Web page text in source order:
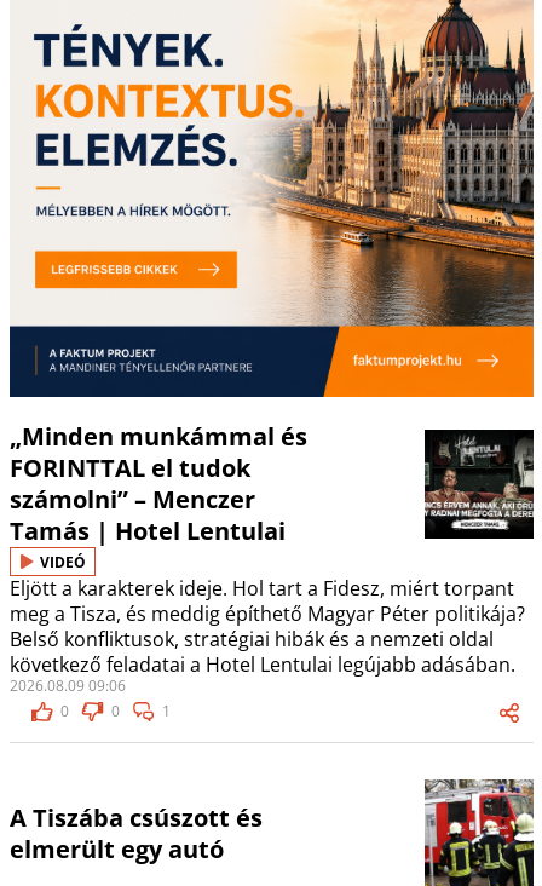
„Minden munkámmal és
FORINTTAL el tudok
számolni” – Menczer
Tamás | Hotel Lentulai
VIDEÓ
Eljött a karakterek ideje. Hol tart a Fidesz, miért torpant
meg a Tisza, és meddig építhető Magyar Péter politikája?
Belső konfliktusok, stratégiai hibák és a nemzeti oldal
következő feladatai a Hotel Lentulai legújabb adásában.
2026.08.09 09:06
0
0 1
A Tiszába csúszott és
elmerült egy autó